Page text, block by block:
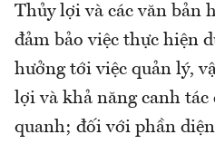
Thủy lợi và các văn bản
đảm bảo việc thực hiện
hưởng tới việc quản lý,
lợi và khả năng canh tác
quanh; đối với phần